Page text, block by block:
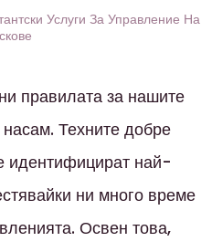
Услуги За Управление На
правилата за нашите
Техните добре
идентифицират най-
ни много време
Освен това,